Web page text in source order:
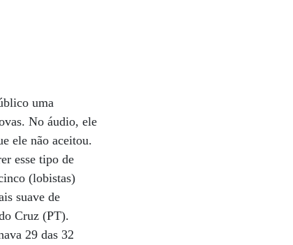
uma
No áudio, ele
ele não aceitou.
esse tipo de
(lobistas)
suave de
Cruz (PT).
29 das 32